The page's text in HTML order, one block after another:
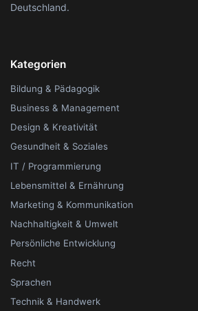
Deutschland.
Kategorien
Bildung & Pädagogik
Business & Management
Design & Kreativität
Gesundheit & Soziales
IT / Programmierung
Lebensmittel & Ernährung
Marketing & Kommunikation
Nachhaltigkeit & Umwelt
Persönliche Entwicklung
Recht
Sprachen
Technik & Handwerk